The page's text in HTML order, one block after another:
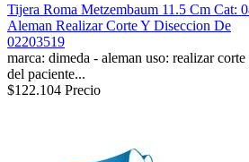
Tijera Roma Metzembaum 11.5 Cm Cat:
Aleman Realizar Corte Y Diseccion De
02203519
marca: dimeda - aleman uso: realizar
del paciente...
$122.104 Precio